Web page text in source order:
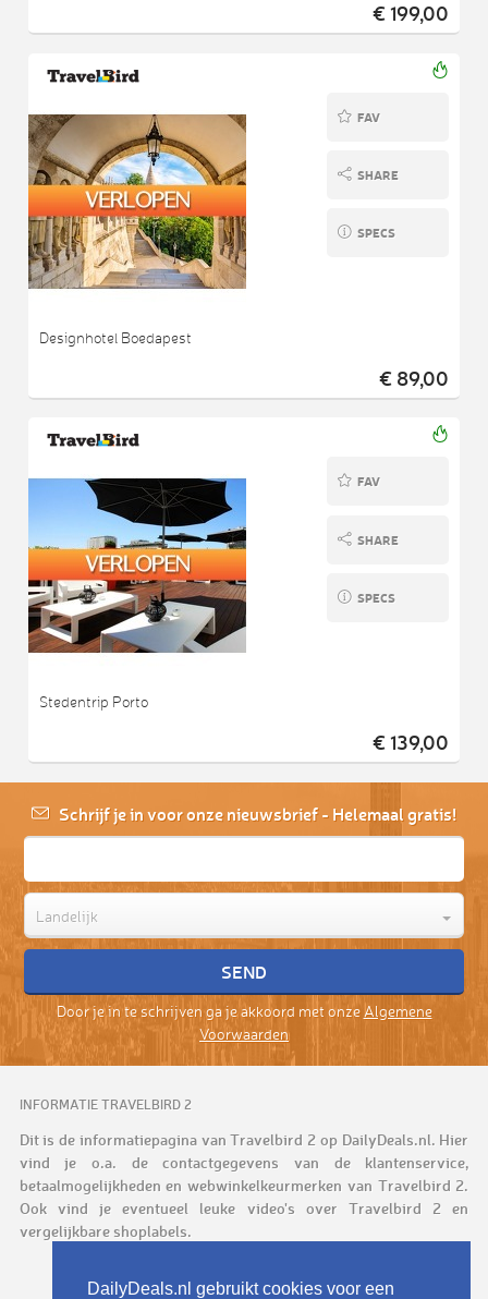
DailyDeals.nl gebruikt cookies voor een
€ 199,00
FAV
SHARE
SPECS
Designhotel Boedapest
€ 89,00
FAV
SHARE
SPECS
Stedentrip Porto
€ 139,00
Schrijf je in voor onze nieuwsbrief - Helemaal gratis!
Landelijk
Door je in te schrijven ga je akkoord met onze Algemene
Voorwaarden
INFORMATIE TRAVELBIRD 2
Dit is de informatiepagina van Travelbird 2 op DailyDeals.nl. Hier
vind je o.a. de contactgegevens van de klantenservice,
betaalmogelijkheden en webwinkelkeurmerken van Travelbird 2.
Ook vind je eventueel leuke video's over Travelbird 2 en
vergelijkbare shoplabels.